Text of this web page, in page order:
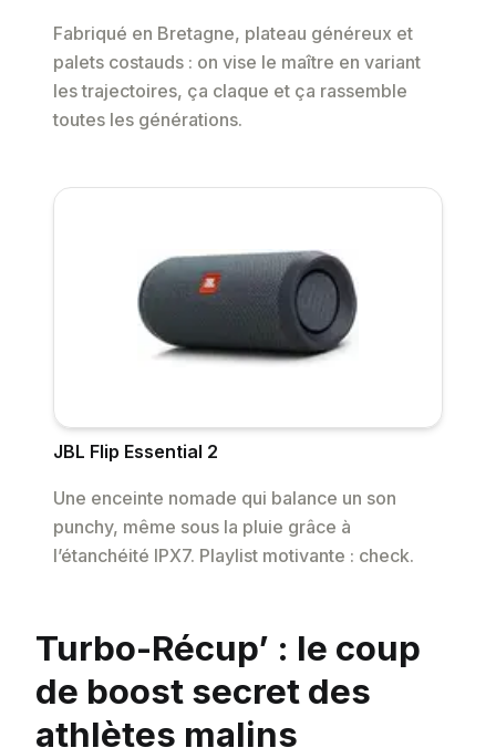
Fabriqué en Bretagne, plateau généreux et
palets costauds : on vise le maître en variant
les trajectoires, ça claque et ça rassemble
toutes les générations.
JBL Flip Essential 2
Une enceinte nomade qui balance un son
punchy, même sous la pluie grâce à
l’étanchéité IPX7. Playlist motivante : check.
Turbo-Récup’ : le coup
de boost secret des
athlètes malins